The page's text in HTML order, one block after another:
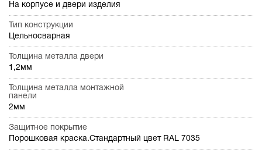
На корпусе и двери изделия
Тип конструкции
Цельносварная
Толщина металла двери
1,2мм
Толщина металла монтажной
панели
2мм
Защитное покрытие
Порошковая краска.Стандартный цвет RAL 7035